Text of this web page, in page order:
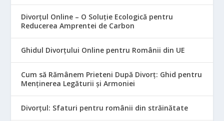
Divorțul Online – O Soluție Ecologică pentru
Reducerea Amprentei de Carbon
Ghidul Divorțului Online pentru Românii din UE
Cum să Rămânem Prieteni După Divorț: Ghid pentru
Menținerea Legăturii și Armoniei
Divorțul: Sfaturi pentru românii din străinătate